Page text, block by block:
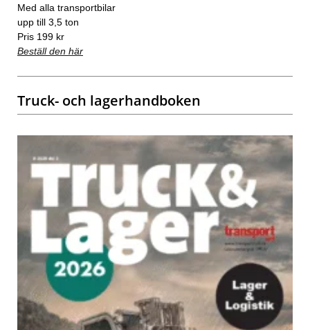
Med alla transportbilar
upp till 3,5 ton
Pris 199 kr
Beställ den här
Truck- och lagerhandboken